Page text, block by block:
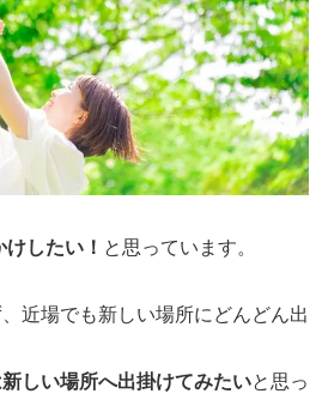
したい！ と思っています。
近場でも新しい場所にどんどん出
新しい場所へ出掛けてみたいと思っ